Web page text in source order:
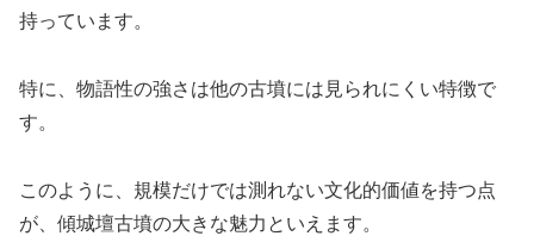
持っています。
特に、物語性の強さは他の古墳には見られにくい特徴で
す。
このように、規模だけでは測れない文化的価値を持つ点
が、傾城壇古墳の大きな魅力といえます。